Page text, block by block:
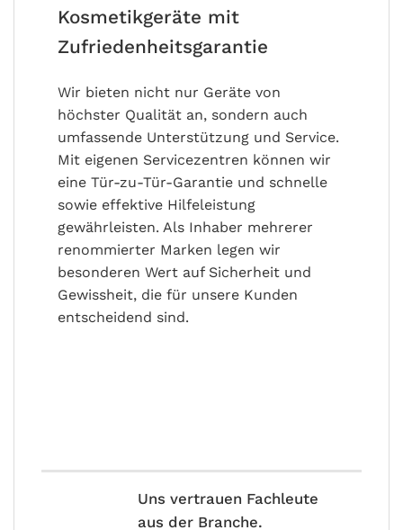
Kosmetikgeräte mit
Zufriedenheitsgarantie
Wir bieten nicht nur Geräte von
höchster Qualität an, sondern auch
umfassende Unterstützung und Service.
Mit eigenen Servicezentren können wir
eine Tür-zu-Tür-Garantie und schnelle
sowie effektive Hilfeleistung
gewährleisten. Als Inhaber mehrerer
renommierter Marken legen wir
besonderen Wert auf Sicherheit und
Gewissheit, die für unsere Kunden
entscheidend sind.
Uns vertrauen Fachleute
aus der Branche.